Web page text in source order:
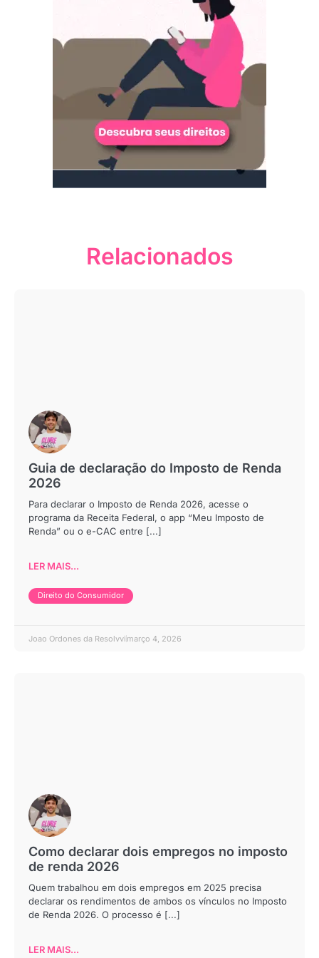
Relacionados
Guia de declaração do Imposto de Renda
2026
Para declarar o Imposto de Renda 2026, acesse o
programa da Receita Federal, o app “Meu Imposto de
Renda” ou o e-CAC entre [...]
LER MAIS...
Direito do Consumidor
Joao Ordones da Resolvvi março 4, 2026
Como declarar dois empregos no imposto
de renda 2026
Quem trabalhou em dois empregos em 2025 precisa
declarar os rendimentos de ambos os vínculos no Imposto
de Renda 2026. O processo é [...]
LER MAIS...